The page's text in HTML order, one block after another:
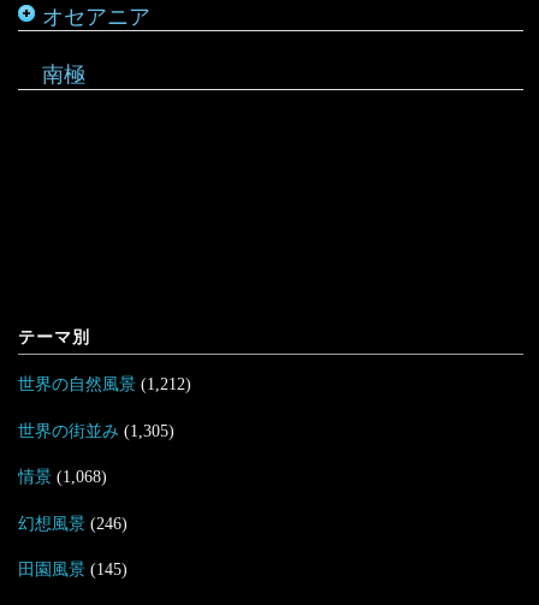
オセアニア
マーシャル諸島
南極
テーマ別
世界の自然風景(1,212)
世界の街並み (1,305)
情景(1,068)
幻想風景(246)
田園風景(145)